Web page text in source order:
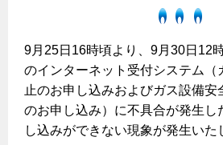
ご請求とお支払いについて
口座振替によるお支払い
クレジットカードによるお支払い
払込書による窓口でのお支払い
調理性
清掃性
ガス給湯器とエコキュートの比較
オススメの商品一覧
最新ガスコンロの実力
グリル活用法
キッチンをリフォーム
バスルームをリフォーム
サニタリーをリフォーム
その他をリフォーム
電力の自由化について
長野都市ガスのでんきのポイント
電気料金 長野都市ガスでんきプラン
Chef Ropia's JOYFUL CUISINE
法人のお客様へ
9月25日16時頃より、9月30日12
のインターネット受付システム（
止のお申し込みおよびガス設備安
のお申し込み）に不具合が発生し
し込みができない現象が発生いた